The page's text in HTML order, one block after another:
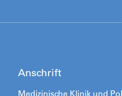
Anschrift
Medizinische Klinik und